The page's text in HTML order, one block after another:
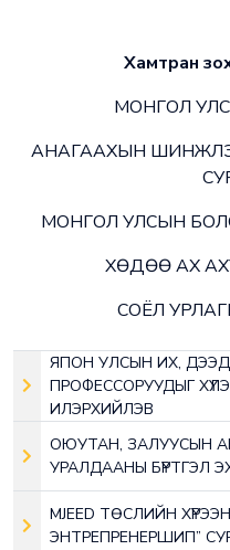
Хамтран
МОНГОЛ
АНАГААХЫН
МОНГОЛ УЛСЫН
ХӨДӨӨ АХ
СОЁЛ
ЯПОН УЛСЫН ИХ,
ПРОФЕССОРУУДЫГ
ИЛЭРХИЙЛЭВ
ОЮУТАН, ЗАЛУУСЫН
УРАЛДААНЫ БҮРТГЭЛ
MJEED ТӨСЛИЙН
ЭНТРЕПРЕНЕРШИП”